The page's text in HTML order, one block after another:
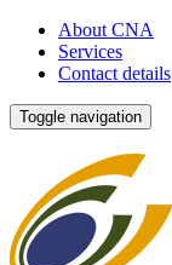
About CNA
Services
Contact details
Toggle navigation